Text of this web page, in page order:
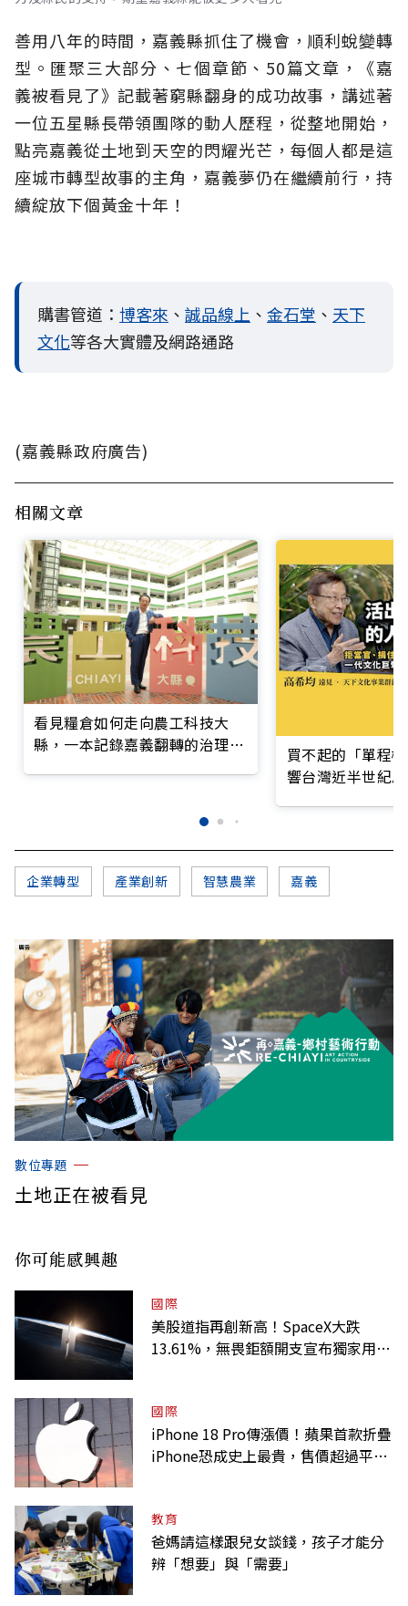
善用八年的時間，嘉義縣抓住了機會，順利蛻變轉
型。匯聚三大部分、七個章節、50篇文章，《嘉
義被看見了》記載著窮縣翻身的成功故事，講述著
一位五星縣長帶領團隊的動人歷程，從整地開始，
點亮嘉義從土地到天空的閃耀光芒，每個人都是這
座城市轉型故事的主角，嘉義夢仍在繼續前行，持
續綻放下個黃金十年！
購書管道： 博客來 、 誠品線上 、 金石堂 、 天下
文化等各大實體及網路通路
(嘉義縣政府廣告)
相關文章
看見糧倉如何走向農工科技大
縣，一本記錄嘉義翻轉的治理實
買不起的「單程
響台灣近半世紀
企業轉型 產業創新 智慧農業 嘉義
數位專題
土地正在被看見
你可能感興趣
國際
美股道指再創新高！SpaceX大跌
13.61%，無畏鉅額開支宣布獨家用輝
國際
iPhone 18 Pro傳漲價！蘋果首款折疊
iPhone恐成史上最貴，售價超過平均
教育
爸媽請這樣跟兒女談錢，孩子才能分
辨「想要」與「需要」